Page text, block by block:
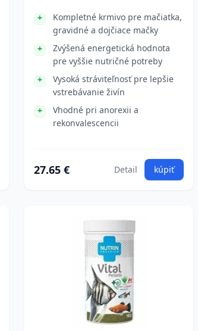
Kompletné krmivo pre mačiatka,
gravidné a dojčiace mačky
Zvýšená energetická hodnota
pre vyššie nutričné potreby
Vysoká stráviteľnosť pre lepšie
vstrebávanie živín
Vhodné pri anorexii a
rekonvalescencii
27.65 € Detail kúpiť